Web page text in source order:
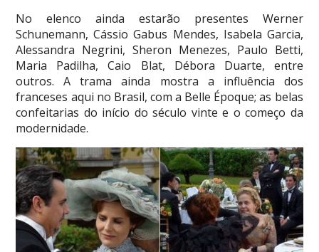
No elenco ainda estarão presentes Werner
Schunemann, Cássio Gabus Mendes, Isabela Garcia,
Alessandra Negrini, Sheron Menezes, Paulo Betti,
Maria Padilha, Caio Blat, Débora Duarte, entre
outros. A trama ainda mostra a influência dos
franceses aqui no Brasil, com a Belle Époque; as belas
confeitarias do início do século vinte e o começo da
modernidade.